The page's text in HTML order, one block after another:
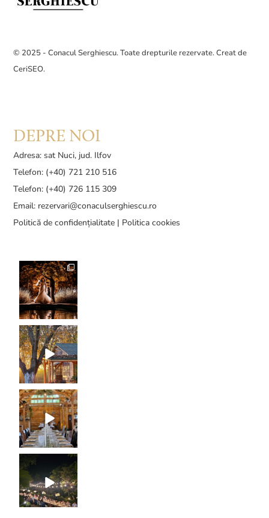
© 2025 - Conacul Serghiescu. Toate drepturile rezervate. Creat de
CeriSEO.
DEPRE NOI
Adresa: sat Nuci, jud. Ilfov
Telefon: (+40) 721 210 516
Telefon: (+40) 726 115 309
Email: rezervari@conaculserghiescu.ro
Politică de confidențialitate | Politica cookies